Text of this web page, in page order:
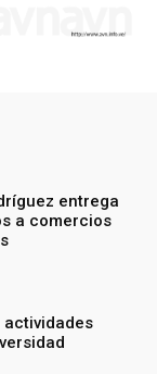
entrega
a comercios